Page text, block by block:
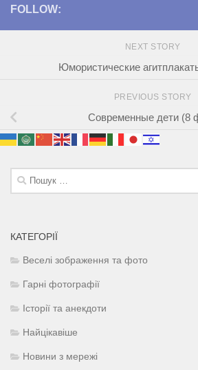
FOLLOW:
NEXT STORY
Юмористические
PREVIOUS STORY
Современные дети (8
Пошук:
КАТЕГОРІЇ
Веселі зображення та фото
Гарні фотографії
Історії та анекдоти
Найцікавіше
Новини з мережі